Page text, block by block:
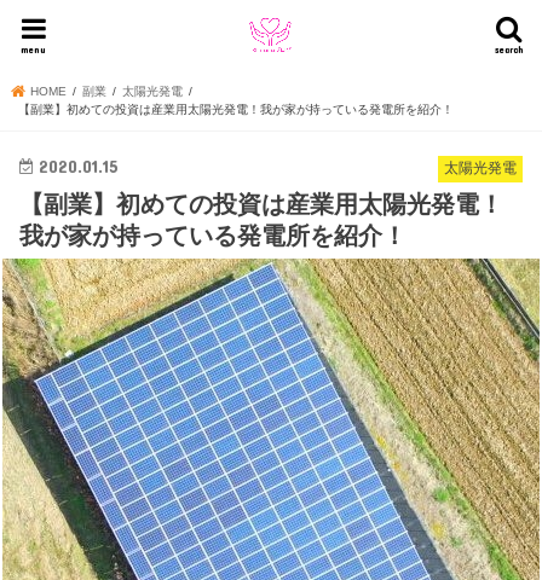
search
menu
HOME 副業
太陽光発電
【副業】初めての投資は産業用太陽光発電！我が家が持っている発電所を紹介！
太陽光発電
2020.01.15
【副業】初めての投資は産業用太陽光発電！
我が家が持っている発電所を紹介！